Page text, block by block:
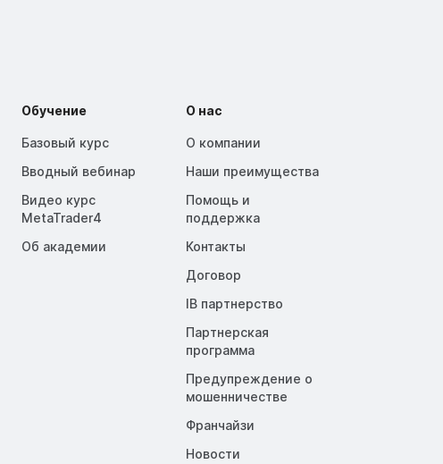
Обучение
Базовый курс
Вводный вебинар
Видео курс
MetaTrader4
Об академии
О нас
О компании
Наши преимущества
Помощь и
поддержка
Контакты
Договор
IB партнерство
Партнерская
программа
Предупреждение о
мошенничестве
Франчайзи
Новости